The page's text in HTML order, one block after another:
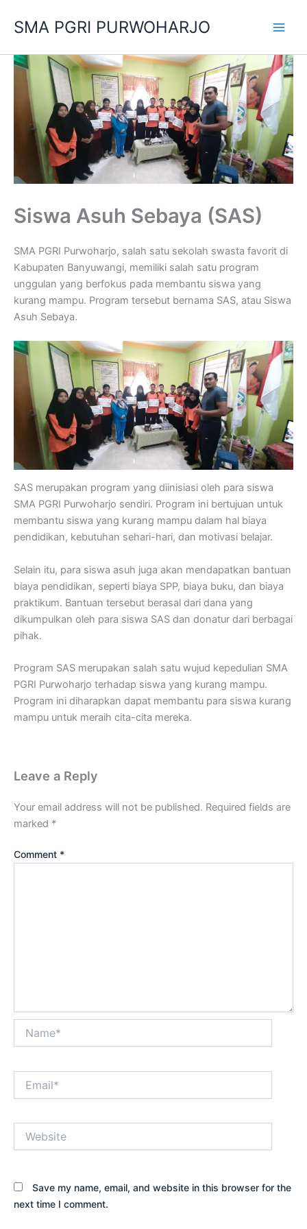
SMA PGRI PURWOHARJO
Siswa Asuh Sebaya (SAS)
SMA PGRI Purwoharjo, salah satu sekolah swasta favorit di
Kabupaten Banyuwangi, memiliki salah satu program
unggulan yang berfokus pada membantu siswa yang
kurang mampu. Program tersebut bernama SAS, atau Siswa
Asuh Sebaya.
SAS merupakan program yang diinisiasi oleh para siswa
SMA PGRI Purwoharjo sendiri. Program ini bertujuan untuk
membantu siswa yang kurang mampu dalam hal biaya
pendidikan, kebutuhan sehari-hari, dan motivasi belajar.
Selain itu, para siswa asuh juga akan mendapatkan bantuan
biaya pendidikan, seperti biaya SPP, biaya buku, dan biaya
praktikum. Bantuan tersebut berasal dari dana yang
dikumpulkan oleh para siswa SAS dan donatur dari berbagai
pihak.
Program SAS merupakan salah satu wujud kepedulian SMA
PGRI Purwoharjo terhadap siswa yang kurang mampu.
Program ini diharapkan dapat membantu para siswa kurang
mampu untuk meraih cita-cita mereka.
Leave a Reply
Your email address will not be published. Required fields are
marked *
Comment *
Save my name, email, and website in this browser for the
next time I comment.